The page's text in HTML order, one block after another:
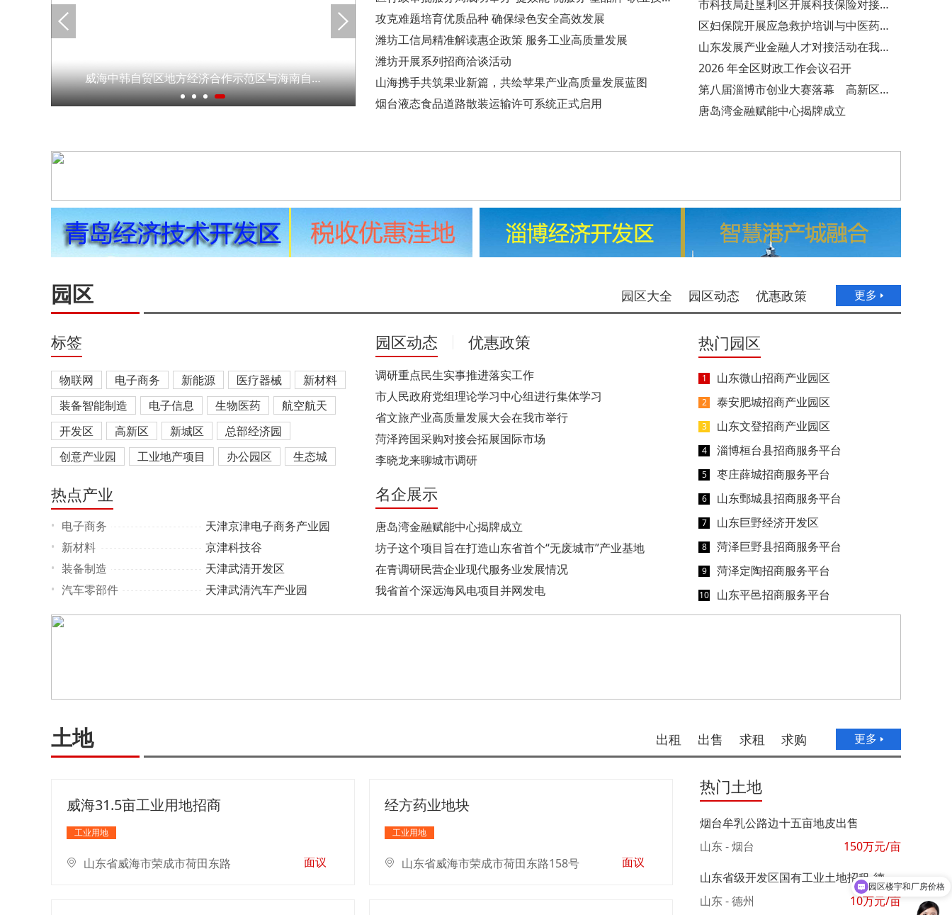
威海中韩自贸区地方经济合作示范区与海南自贸港开展联动合作交流
攻克难题培育优质品种 确保绿色安全高效发展
潍坊工信局精准解读惠企政策 服务工业高质量发展
潍坊开展系列招商洽谈活动
山海携手共筑果业新篇，共绘苹果产业高质量发展蓝图
烟台液态食品道路散装运输许可系统正式启用
市科技局赴垦利区开展科技保险对接活动
区妇保院开展应急救护培训与中医药文化宣传进企业
山东发展产业金融人才对接活动在我市举行
2026 年全区财政工作会议召开
第八届淄博市创业大赛落幕 高新区斩获多项大奖
唐岛湾金融赋能中心揭牌成立
园区 更多
园区大全 园区动态 优惠政策
标签
物联网 电子商务 新能源 医疗器械
新材料
装备智能制造
电子信息 生物医药
航空航天
开发区
高新区 新城区
总部经济园
创意产业园
工业地产项目 办公园区
生态城
热点产业
• 电子商务 天津京津电子商务产业园
• 新材料 京津科技谷
• 装备制造 天津武清开发区
• 汽车零部件 天津武清汽车产业园
园区动态 优惠政策
调研重点民生实事推进落实工作
市人民政府党组理论学习中心组进行集体学习
省文旅产业高质量发展大会在我市举行
菏泽跨国采购对接会拓展国际市场
李晓龙来聊城市调研
名企展示
唐岛湾金融赋能中心揭牌成立
坊子这个项目旨在打造山东省首个“无废城市”产业基地
在青调研民营企业现代服务业发展情况
我省首个深远海风电项目并网发电
热门园区
1 山东微山招商产业园区
2 泰安肥城招商产业园区
3 山东文登招商产业园区
4 淄博桓台县招商服务平台
5 枣庄薛城招商服务平台
6 山东鄄城县招商服务平台
7 山东巨野经济开发区
8 菏泽巨野县招商服务平台
9 菏泽定陶招商服务平台
10 山东平邑招商服务平台
土地 更多
出租 出售 求租 求购
威海31.5亩工业用地招商
工业用地
山东省威海市荣成市荷田东路 面议
经方药业地块
工业用地
山东省威海市荣成市荷田东路158号 面议
热门土地
烟台牟乳公路边十五亩地皮出售
山东 - 烟台
150万元/亩
山东 - 德州
10万元/亩
园区优惠政策